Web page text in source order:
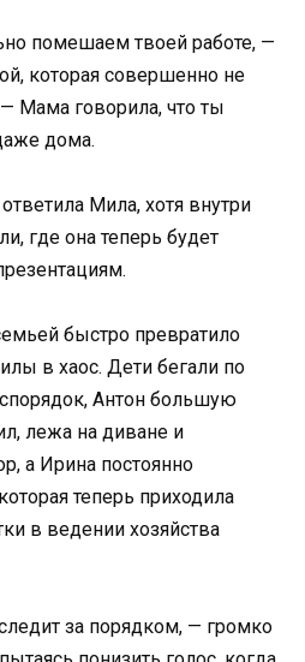
помешаем твоей работе, —
которая совершенно не
Мама говорила, что ты
дома.
Мила, хотя внутри
где она теперь будет
быстро превратило
в хаос. Дети бегали по
Антон большую
лежа на диване и
а Ирина постоянно
теперь приходила
в ведении хозяйства
за порядком, — громко